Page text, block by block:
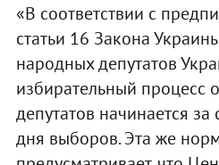
«В соответствии с
статьи 16 Закона
народных депутатов
избирательный процесс
депутатов начинается
дня выборов. Эта же